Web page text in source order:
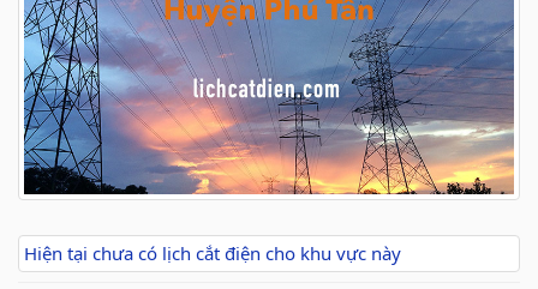
Hiện tại chưa có lịch cắt điện cho khu vực này